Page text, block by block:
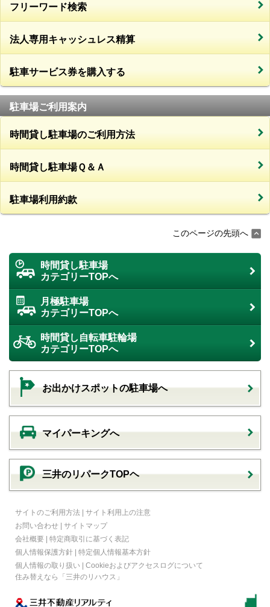
フリーワード検索
法人専用キャッシュレス精算
駐車サービス券を購入する
駐車場ご利用案内
時間貸し駐車場のご利用方法
時間貸し駐車場Ｑ＆Ａ
駐車場利用約款
このページの先頭へ
時間貸し駐車場
カテゴリーTOPへ
月極駐車場
カテゴリーTOPへ
時間貸し自転車駐輪場
カテゴリーTOPへ
お出かけスポットの駐車場へ
マイパーキングへ
三井のリパークTOPヘ
サイトのご利用方法 | サイト利用上の注意
お問い合わせ | サイトマップ
会社概要 | 特定商取引に基づく表記
個人情報保護方針 | 特定個人情報基本方針
個人情報の取り扱い | Cookieおよびアクセスログについて
住み替えなら
「三井のリハウス」